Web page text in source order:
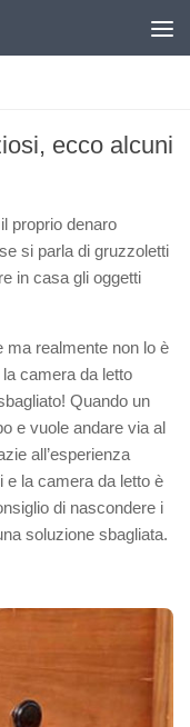
ecco alcuni
proprio denaro
si parla di gruzzoletti
in casa gli oggetti
ma realmente non lo è
camera da letto
Quando un
e vuole andare via al
all’esperienza
e la camera da letto è
di nascondere i
soluzione sbagliata.